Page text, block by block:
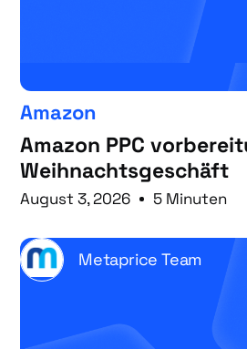
Amazon
Amazon PPC
Weihnachtsgeschäft
August 3, 2026 5 Minuten
Metaprice Team